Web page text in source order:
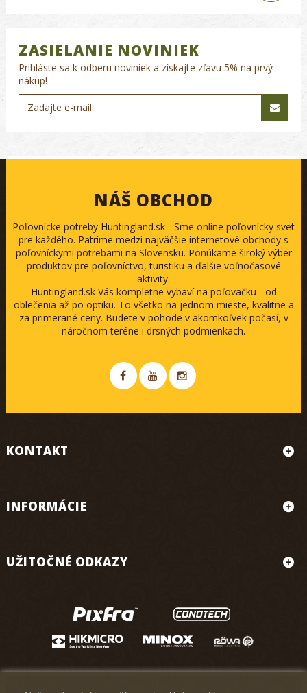
ZASIELANIE NOVINIEK
Prihláste sa k odberu noviniek a získajte zľavu 5% na prvý
nákup!
NÁŠ OBCHOD
Poľovnícke potreby Huntingland.sk - Sme online poľovnícky svet
pre každého. Patríme medzi najväčšie internetové obchody s
poľovníckymi potrebami na Slovensku. Ponúkame široký výber
produktov pre poľovníctvo, turistiku a ďalšie voľnočasové
aktivity.
Huntingland.sk Vás kompletne vybaví na poľovačku - od
oblečenia až po optiku. To všetko na jednom mieste, kvalitne a
za primerané ceny. Budete v pohode v akomkoľvek počasí, v
náročnom teréne i drsných podmienkach.
KONTAKT
INFORMÁCIE
UŽITOČNÉ ODKAZY